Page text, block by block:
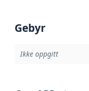
Gebyr
Ikke oppgitt